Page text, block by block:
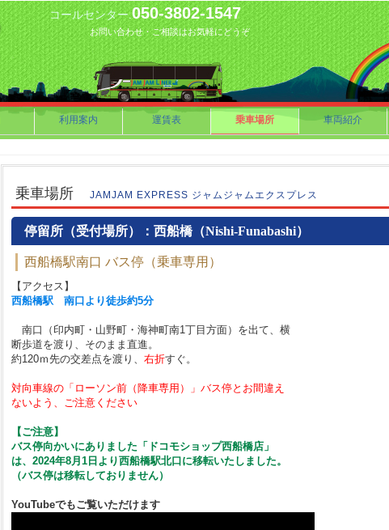
コールセンター.050-3802-1547
お問い合わせ・ご相談はお気軽にどうぞ
利用案内 運賃表 乗車場所 車両紹介
乗車場所 JAMJAM EXPRESS ジャムジャムエクスプレス
停留所（受付場所）：西船橋（Nishi-Funabashi）
西船橋駅南口 バス停（乗車専用）
【アクセス】
西船橋駅 南口より徒歩約5分
南口（印内町・山野町・海神町南1丁目方面）を出て、横
断歩道を渡り、そのまま直進。
約120ｍ先の交差点を渡り、 右折すぐ。
対向車線の「ローソン前（降車専用）」バス停とお間違え
ないよう、ご注意ください
【ご注意】
バス停向かいにありました「ドコモショップ西船橋店」
は、2024年8月1日より西船橋駅北口に移転いたしました。
（バス停は移転しておりません）
YouTubeでもご覧いただけます